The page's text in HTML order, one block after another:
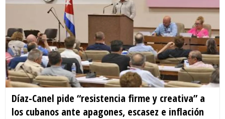
Díaz-Canel pide “resistencia firme y creativa” a
los cubanos ante apagones, escasez e inflación